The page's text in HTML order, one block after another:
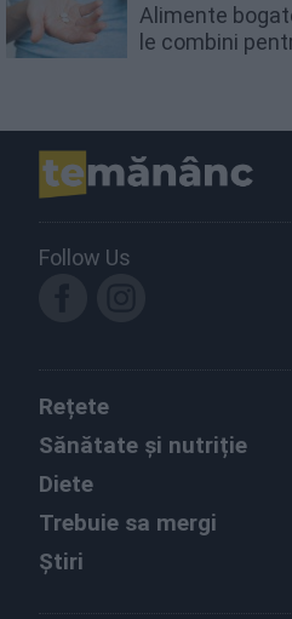
Alimente
le combini
Follow Us
Rețete
Sănătate și nutriție
Diete
Trebuie sa mergi
Știri